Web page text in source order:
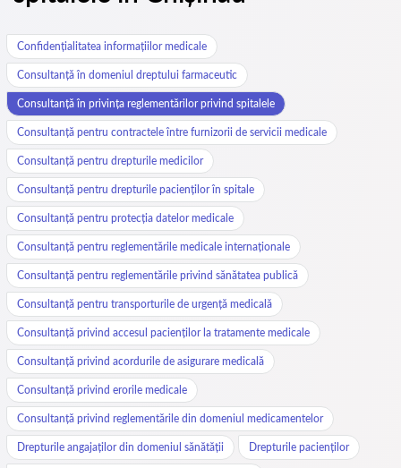
Confidențialitatea informațiilor medicale
Consultanță în domeniul dreptului farmaceutic
Consultanță în privința reglementărilor privind spitalele
Consultanță pentru contractele între furnizorii de servicii medicale
Consultanță pentru drepturile medicilor
Consultanță pentru drepturile pacienților în spitale
Consultanță pentru protecția datelor medicale
Consultanță pentru reglementările medicale internaționale
Consultanță pentru reglementările privind sănătatea publică
Consultanță pentru transporturile de urgență medicală
Consultanță privind accesul pacienților la tratamente medicale
Consultanță privind acordurile de asigurare medicală
Consultanță privind erorile medicale
Consultanță privind reglementările din domeniul medicamentelor
Drepturile angajaților din domeniul sănătății Drepturile pacienților